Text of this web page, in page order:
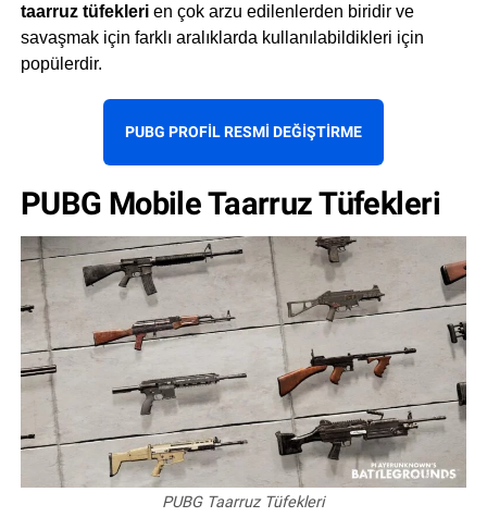
taarruz tüfeklerien çok arzu edilenlerden biridir ve
savaşmak için farklı aralıklarda kullanılabildikleri için
popülerdir.
PUBG PROFIL RESMI DEĞIŞTIRME
PUBG Mobile Taarruz Tüfekleri
PUBG Taarruz Tüfekleri